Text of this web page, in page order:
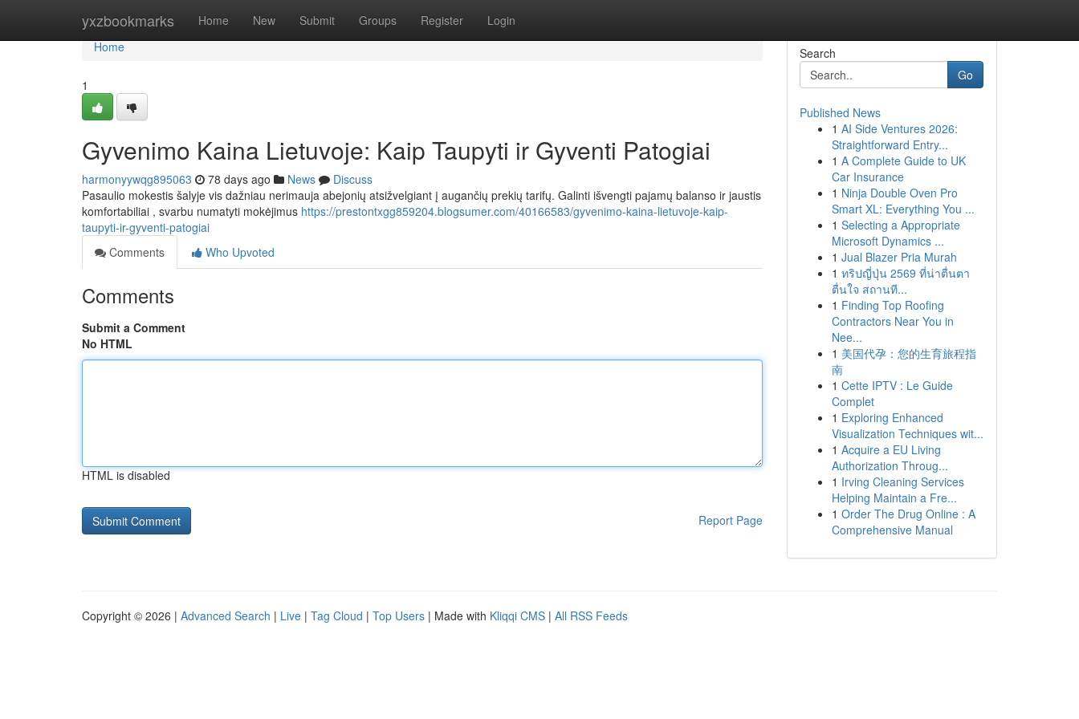
yxzbookmarks Home New Submit Groups Register Login
Home
Home
1
Gyvenimo Kaina Lietuvoje: Kaip Taupyti ir Gyventi Patogiai
harmonyywqg895063 78 days ago News
Discuss
Pasaulio mokestis šalyje vis dažniau nerimauja abejonių atsižvelgiant į augančių prekių tarifų. Galinti išvengti pajamų balanso ir jaustis
komfortabiliai , svarbu numatyti mokėjimus https://prestontxgg859204.blogsumer.com/40166583/gyvenimo-kaina-lietuvoje-kaip-
taupyti-ir-gyventi-patogiai
Comments
Who Upvoted
Comments
Submit a Comment
No HTML
HTML is disabled
Report Page
Search
Go
Published News
1 AI Side Ventures 2026:
Straightforward Entry...
1 A Complete Guide to UK
Car Insurance
1 Ninja Double Oven Pro
Smart XL: Everything You ...
1 Selecting a Appropriate
Microsoft Dynamics ...
1 Jual Blazer Pria Murah
1 ทริปญี่ปุ่น 2569 ที่น่าตื่นตา
ตื่นใจ สถานที...
1 Finding Top Roofing
Contractors Near You in
Nee...
1 美国代孕：您的生育旅程指
南
1 Cette IPTV : Le Guide
Complet
1 Exploring Enhanced
Visualization Techniques wit...
1 Acquire a EU Living
Authorization Throug...
1 Irving Cleaning Services
Helping Maintain a Fre...
1 Order The Drug Online : A
Comprehensive Manual
Copyright © 2026 | Advanced Search | Live | Tag Cloud | Top Users | Made with Kliqqi CMS | All RSS Feeds